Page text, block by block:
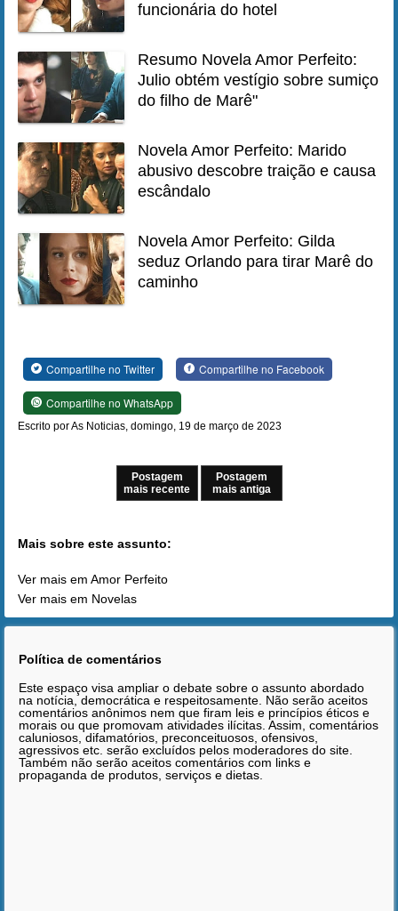
funcionária do hotel
Resumo Novela Amor Perfeito:
Julio obtém vestígio sobre sumiço
do filho de Marê"
Novela Amor Perfeito: Marido
abusivo descobre traição e causa
escândalo
Novela Amor Perfeito: Gilda
seduz Orlando para tirar Marê do
caminho
Compartilhe no Twitter Compartilhe no Facebook
Compartilhe no WhatsApp
Escrito por As Noticias, domingo, 19 de março de 2023
Postagem
mais recente
Postagem
mais antiga
Mais sobre este assunto:
Ver mais em Amor Perfeito
Ver mais em Novelas
Política de comentários
Este espaço visa ampliar o debate sobre o assunto abordado
na notícia, democrática e respeitosamente. Não serão aceitos
comentários anônimos nem que firam leis e princípios éticos e
morais ou que promovam atividades ilícitas. Assim, comentários
caluniosos, difamatórios, preconceituosos, ofensivos,
agressivos etc. serão excluídos pelos moderadores do site.
Também não serão aceitos comentários com links e
propaganda de produtos, serviços e dietas.